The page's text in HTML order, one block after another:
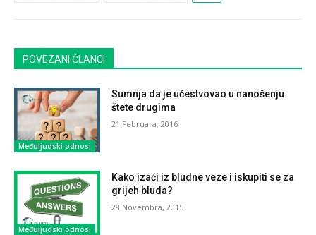
POVEZANI ČLANCI
Međuljudski odnosi
Sumnja da je učestvovao u nanošenju
štete drugima
21 Februara, 2016
Međuljudski odnosi
Kako izaći iz bludne veze i iskupiti se za
grijeh bluda?
28 Novembra, 2015